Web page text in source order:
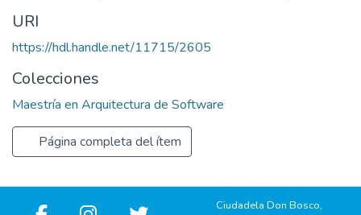
URI
https://hdl.handle.net/11715/2605
Colecciones
Maestría en Arquitectura de Software
Página completa del ítem
Ciudadela Don Bosco,